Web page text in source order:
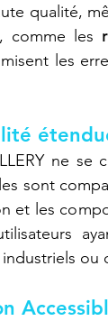
qualité,
comme les
les
ne
sont
et les
ou